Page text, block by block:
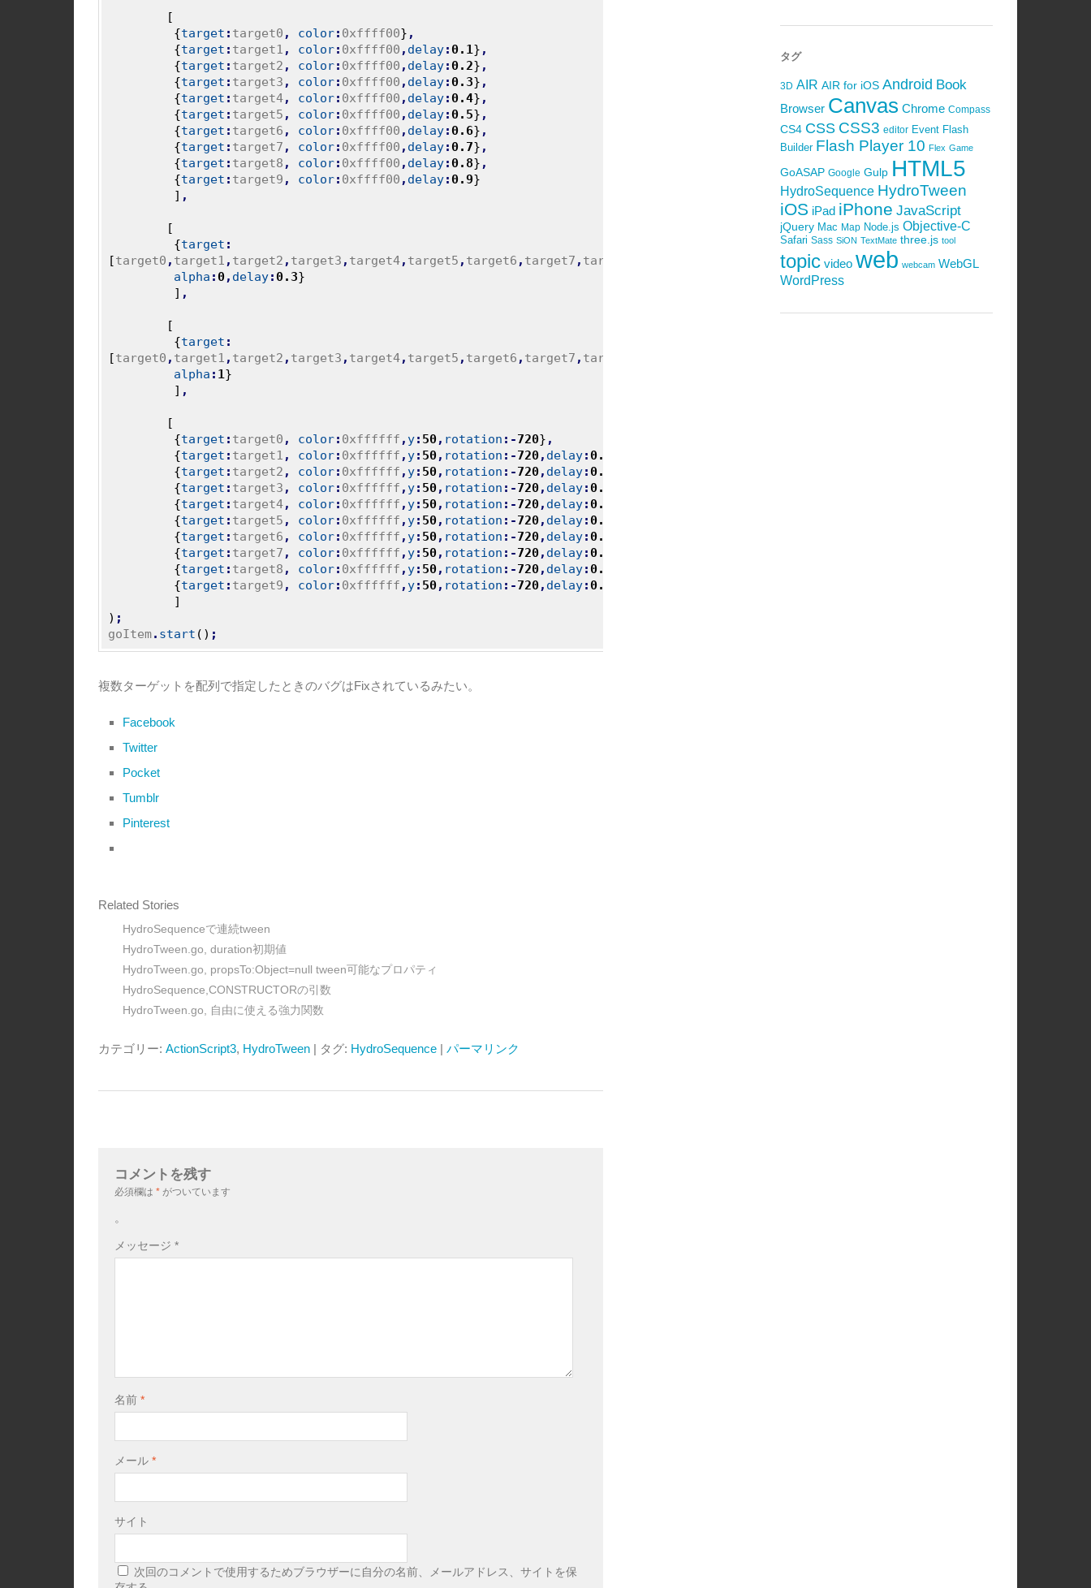
[
{target : target0 , color: 0xffff00} ,
{target : target1 , color: 0xffff00 , delay: 0.1 } ,
{target : target2 , color: 0xffff00 , delay: 0.2} ,
{target : target3 , color: 0xffff00 , delay: 0.3} ,
{target : target4, color: 0xffff00 , delay: 0.4} ,
{target : target5 , color: 0xffff00 , delay: 0.5} ,
{target : target6 , color: 0xffff00 , delay: 0.6} ,
{target : target7 , color: 0xffff00 , delay: 0.7} ,
{target : target8 , color: 0xffff00 , delay: 0.8} ,
{target : target9 , color: 0xffff00 , delay: 0.9}
] ,
[
{target :
[target0 , target1 , target2 , target3 , target4, target5 , target6 , target7 , target8
alpha : 0, delay: 0.3}
] ,
[
{target :
[target0 , target1 , target2 , target3 , target4, target5 , target6 , target7 , target8
alpha : 1 }
] ,
[
{target : target0 , color: 0xffffff , y: 50, rotation :-720} ,
{target : target1 , color: 0xffffff , y: 50, rotation :-720, delay: 0.1
{target : target2 , color: 0xffffff , y: 50, rotation :-720, delay: 0.2
{target : target3 , color: 0xffffff , y: 50, rotation :-720, delay: 0.3
{target : target4, color: 0xffffff , y: 50, rotation :-720, delay: 0.4
{target : target5 , color: 0xffffff , y: 50, rotation :-720, delay: 0.5
{target : target6 , color: 0xffffff , y: 50, rotation :-720, delay: 0.6
{target : target7 , color: 0xffffff , y: 50, rotation :-720, delay: 0.7
{target : target8 , color: 0xffffff , y: 50, rotation :-720, delay: 0.8
{target : target9 , color: 0xffffff , y: 50, rotation :-720, delay: 0.9
]
) ;
goItem. start ( ) ;
複数ターゲットを配列で指定したときのバグはFixされているみたい。
Facebook
Twitter
Pocket
Tumblr
Pinterest
Related Stories
HydroSequenceで連続tween
HydroTween.go, duration初期値
HydroTween.go, propsTo:Object=null tween可能なプロパティ
HydroSequence,CONSTRUCTORの引数
HydroTween.go, 自由に使える強力関数
カテゴリー: ActionScript3, HydroTween | タグ: HydroSequence | パーマリンク
コメントを残す
必須欄は * がついています
。
メッセージ *
名前 *
メール *
サイト
次回のコメントで使用するためブラウザーに自分の名前、メールアドレス、サイトを保
タグ
3D AIR AIR for iOS Android Book
Browser Canvas Chrome Compass
CS4 CSS CSS3 editor Event Flash
Builder Flash Player 10 Flex Game
GoASAP Google Gulp HTML5
HydroSequence HydroTween
iOS iPad iPhone JavaScript
jQuery Mac Map Node.js Objective-C
Safari Sass SiON TextMate three.js tool
topic video web webcam WebGL
WordPress